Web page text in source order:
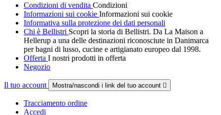
Condizioni di vendita Condizioni
Informazioni sui cookie Informazioni sui cookie
Informativa sulla protezione dei dati personali
Chi è Bellistri Scopri la storia di Bellistri. Da La Maison a
Hellerup a una delle destinazioni riconosciute in Danimarca
per bagni di lusso, cucine e artigianato europeo dal 1998.
Offerta I nostri prodotti in offerta
Negozio
Il tuo account Mostra/nascondi i link del tuo account 
Tracciamento ordine
Accedi